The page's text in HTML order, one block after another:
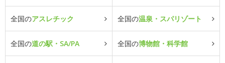
全国のアスレチック 全国の温泉・スパリゾート
全国の道の駅・SA/PA 全国の博物館・科学館